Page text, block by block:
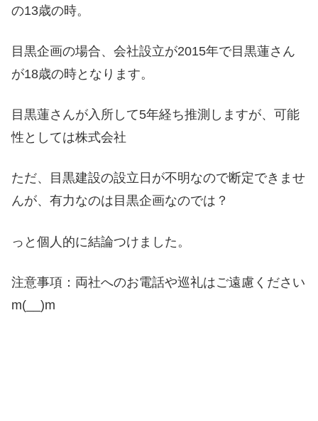
の13歳の時。
目黒企画の場合、会社設立が2015年で目黒蓮さん
が18歳の時となります。
目黒蓮さんが入所して5年経ち推測しますが、可能
性としては株式会社
ただ、目黒建設の設立日が不明なので断定できませ
んが、有力なのは目黒企画なのでは？
っと個人的に結論つけました。
注意事項：両社へのお電話や巡礼はご遠慮ください
m(__)m